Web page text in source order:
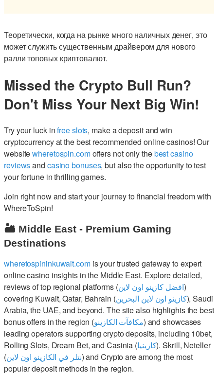
Теоретически, когда на рынке много наличных денег, это
может служить существенным драйвером для нового
ралли топовых криптовалют.
Missed the Crypto Bull Run?
Don't Miss Your Next Big Win!
Try your luck infree slots, make a deposit and win
cryptocurrency at the best recommended online casinos! Our
websitewheretospin.comoffers not only thebest casino
reviewsand casino bonuses, but also the opportunity to test
your fortune in thrilling games.
Join right now and start your journey to financial freedom with
WhereToSpin!
🏜️ Middle East - Premium Gaming
Destinations
wheretospininkuwait.comis your trusted gateway to expert
online casino insights in the Middle East. Explore detailed,
reviews of top regional platforms (افضل كازينو اون لاين)
covering Kuwait, Qatar, Bahrain (كازينو اون لاين البحرين), Saudi
Arabia, the UAE, and beyond. The site also highlights the best
bonus offers in the region (مكافآت الكازينو) and showcases
leading operators supporting crypto deposits, including 10bet,
Rolling Slots, Dream Bet, and Casinia (كازينيا). Skrill, Neteller
(نتلر في الكازينو اون لاين) and Crypto are among the most
popular deposit methods in the region.